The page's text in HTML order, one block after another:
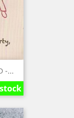
-...